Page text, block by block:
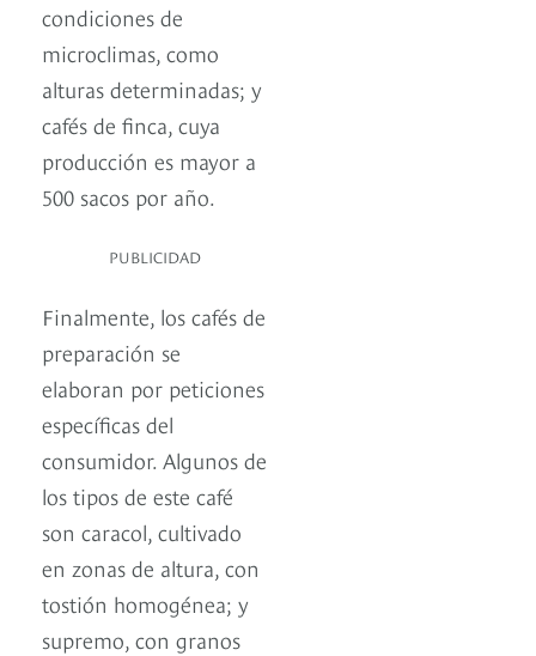
condiciones de
microclimas, como
alturas determinadas; y
cafés de finca, cuya
producción es mayor a
500 sacos por año.
PUBLICIDAD
Finalmente, los cafés de
preparación se
elaboran por peticiones
específicas del
consumidor. Algunos de
los tipos de este café
son caracol, cultivado
en zonas de altura, con
tostión homogénea; y
supremo, con granos